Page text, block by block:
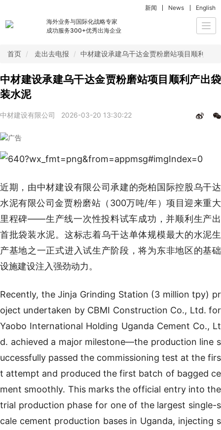
海外业务与国际化战略专家
成功服务300+优秀出海企业
新闻 News English
首页 走出去电报 中材建设承建乌干达金贾粉磨站项目顺利产出
中材建设承建乌干达金贾粉磨站项目顺利产出袋
装水泥
中材建设有限公司 2026-03-20 13:30:22
近期，由中材建设有限公司承建的尧柏国际控股乌干达
水泥有限公司金贾粉磨站（300万吨/年）项目迎来重大
里程碑——生产线一次性投料试车成功，并顺利生产出
首批袋装水泥。这标志着乌干达单体规模最大的水泥生
产基地之一正式进入试生产阶段，将为东非地区的基础
设施建设注入强劲动力。
Recently, the Jinja Grinding Station (3 million tpy) pr
oject undertaken by CBMI Construction Co., Ltd. for
Yaobo International Holding Uganda Cement Co., Lt
d. achieved a major milestone—the production line s
uccessfully passed the commissioning test at the firs
t attempt and produced the first batch of bagged ce
ment smoothly. This marks the official entry into the
trial production phase for one of the largest single-s
cale cement production bases in Uganda, injecting s